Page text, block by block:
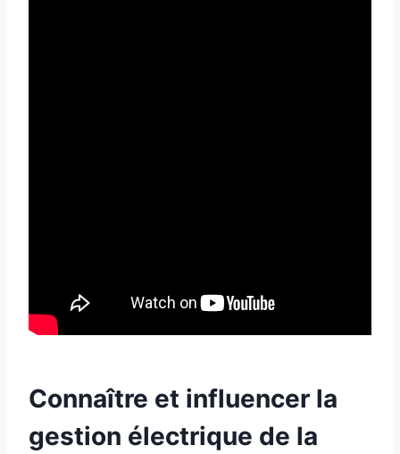
Connaître et influencer la
gestion électrique de la